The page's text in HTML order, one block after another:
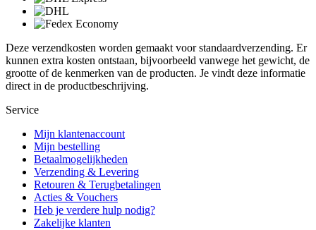
Deze verzendkosten worden gemaakt voor standaardverzending. Er
kunnen extra kosten ontstaan, bijvoorbeeld vanwege het gewicht, de
grootte of de kenmerken van de producten. Je vindt deze informatie
direct in de productbeschrijving.
Service
Mijn klantenaccount
Mijn bestelling
Betaalmogelijkheden
Verzending & Levering
Retouren & Terugbetalingen
Acties & Vouchers
Heb je verdere hulp nodig?
Zakelijke klanten